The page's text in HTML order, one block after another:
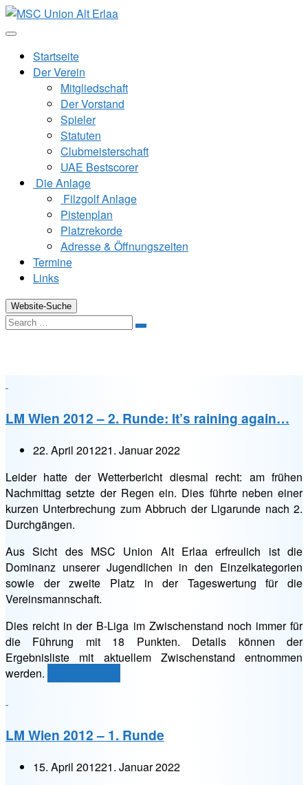
Zum
Inhalt
Startseite
Der Verein
Mitgliedschaft
Der Vorstand
Spieler
Statuten
Clubmeisterschaft
UAE Bestscorer
Die Anlage
Filzgolf Anlage
Pistenplan
Platzrekorde
Adresse & Öffnungszeiten
Termine
Links
Website-Suche
Search
LM Wien 2012 – 2. Runde: It’s raining again…
22. April 201221. Januar 2022
Leider hatte der Wetterbericht diesmal recht: am frühen
Nachmittag setzte der Regen ein. Dies führte neben einer
kurzen Unterbrechung zum Abbruch der Ligarunde nach 2.
Durchgängen.
Aus Sicht des MSC Union Alt Erlaa erfreulich ist die
Dominanz unserer Jugendlichen in den Einzelkategorien
sowie der zweite Platz in der Tageswertung für die
Vereinsmannschaft.
Dies reicht in der B-Liga im Zwischenstand noch immer für
die Führung mit 18 Punkten. Details können der
Ergebnisliste mit aktuellem Zwischenstand entnommen
werden.
2.
It’s
LM Wien 2012 – 1. Runde
15. April 201221. Januar 2022